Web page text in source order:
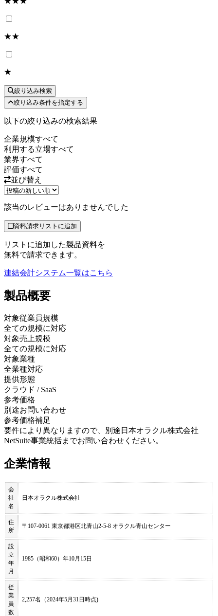
★★
★
絞り込み検索
絞り込み条件を指定する
以下の絞り込みの検索結果
企業規模すべて
利用する立場すべて
業界すべて
評価すべて
並び替え
該当のレビューはありませんでした
資料請求リストに追加
リストに追加した製品資料を
無料で請求できます。
連結会計システム一覧はこちら
製品概要
対象従業員規模
全ての規模に対応
対象売上規模
全ての規模に対応
対象業種
全業種対応
提供形態
クラウド / SaaS
参考価格
別途お問い合わせ
参考価格補足
要件により異なりますので、別途日本オラクル株式会社
NetSuite事業統括までお問い合わせください。
企業情報
会
社
名
日本オラクル株式会社
住
所
〒107-0061 東京都港区北青山2-5-8 オラクル青山センター
設
立
年
月
1985（昭和60）年10月15日
従
業
員
数
2,257名（2024年5月31日時点)